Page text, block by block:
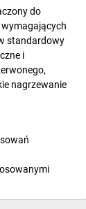
do
standardowy
i
nagrzewanie
i łatwy